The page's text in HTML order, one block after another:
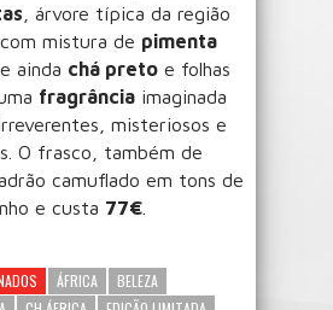
, árvore típica da região
mistura de pimenta
ainda chá preto e folhas
fragrância imaginada
misteriosos e
O frasco, também de
camuflado em tons de
e custa 77€
ÁFRICA
BELEZA